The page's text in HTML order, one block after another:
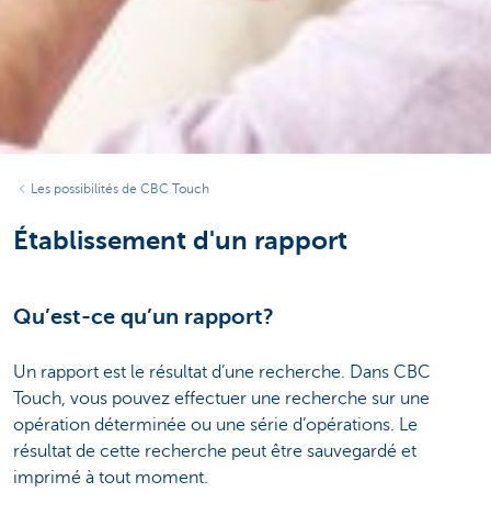
Les possibilités de CBC Touch
Établissement d'un rapport
Qu’est-ce qu’un rapport?
Un rapport est le résultat d’une recherche. Dans CBC
Touch, vous pouvez effectuer une recherche sur une
opération déterminée ou une série d’opérations. Le
résultat de cette recherche peut être sauvegardé et
imprimé à tout moment.